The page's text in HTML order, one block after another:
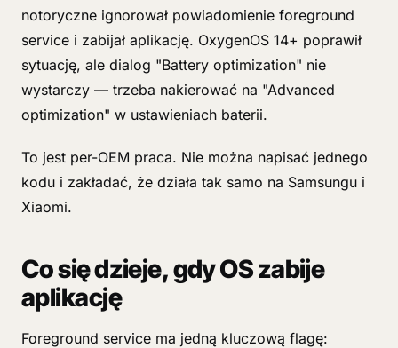
notoryczne ignorował powiadomienie foreground
service i zabijał aplikację. OxygenOS 14+ poprawił
sytuację, ale dialog "Battery optimization" nie
wystarczy — trzeba nakierować na "Advanced
optimization" w ustawieniach baterii.
To jest per-OEM praca. Nie można napisać jednego
kodu i zakładać, że działa tak samo na Samsungu i
Xiaomi.
Co się dzieje, gdy OS zabije
aplikację
Foreground service ma jedną kluczową flagę: